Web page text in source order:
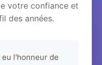
votre confiance et
des années.
l'honneur de